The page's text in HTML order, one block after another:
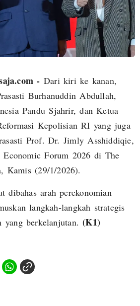
- Dari kiri ke kanan,
Burhanuddin Abdullah,
Pandu Sjahrir, dan Ketua
Kepolisian RI yang juga
Prof. Dr. Jimly Asshiddiqie,
Economic Forum 2026 di The
Kamis (29/1/2026).
dibahas arah perekonomian
langkah-langkah strategis
yang berkelanjutan. (K1)